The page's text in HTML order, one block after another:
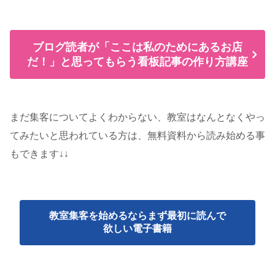
ブログ読者が「ここは私のためにあるお店
だ！」と思ってもらう看板記事の作り方講座
まだ集客についてよくわからない、教室はなんとなくやっ
てみたいと思われている方は、無料資料から読み始める事
もできます↓↓
教室集客を始めるならまず最初に読んで
欲しい電子書籍